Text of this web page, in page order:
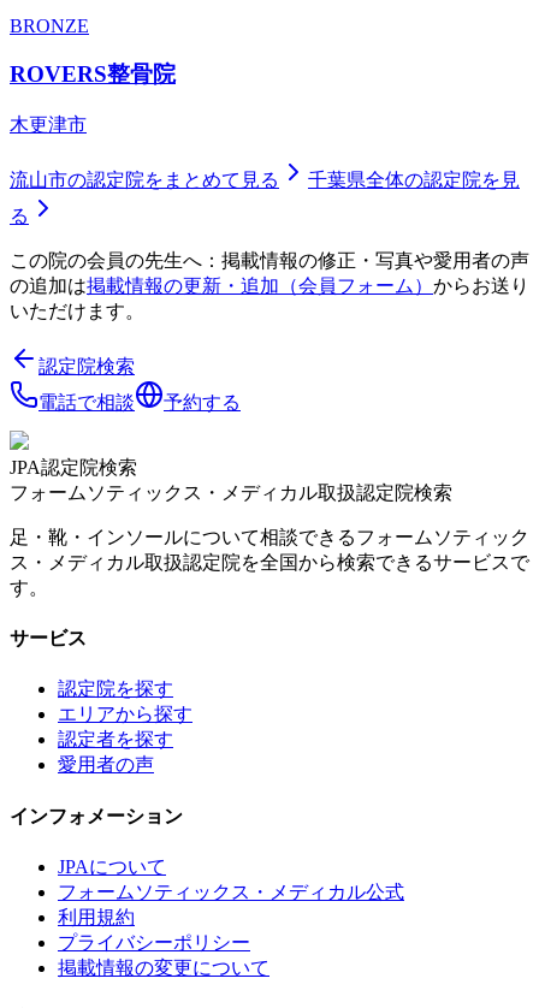
BRONZE
ROVERS整骨院
木更津市
流山市の認定院をまとめて見る 千葉県全体の認定院を見
る
この院の会員の先生へ：掲載情報の修正・写真や愛用者の声
の追加は掲載情報の更新・追加（会員フォーム） からお送り
いただけます。
認定院検索
電話で相談
予約する
JPA認定院検索
フォームソティックス・メディカル取扱認定院検索
足・靴・インソールについて相談できるフォームソティック
ス・メディカル取扱認定院を全国から検索できるサービスで
す。
サービス
認定院を探す
エリアから探す
認定者を探す
愛用者の声
インフォメーション
JPAについて
フォームソティックス・メディカル公式
利用規約
プライバシーポリシー
掲載情報の変更について